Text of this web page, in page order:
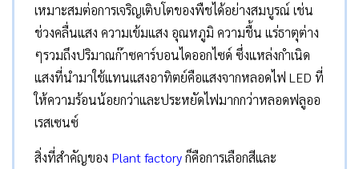
เหมาะสมต่อการเจริญเติบโตของพืชได้อย่างสมบูรณ์ เช่น
ช่วงคลื่นแสง ความเข้มแสง อุณหภูมิ ความชื้น แร่ธาตุต่าง
ๆรวมถึงปริมาณก๊าซคาร์บอนไดออกไซด์ ซึ่งแหล่งกำเนิด
แสงที่นำมาใช้แทนแสงอาทิตย์คือแสงจากหลอดไฟ LED ที่
ให้ความร้อนน้อยกว่าและประหยัดไฟมากกว่าหลอดฟลูออ
เรสเซนซ์
สิ่งที่สำคัญของ Plant factoryก็คือการเลือกสีและ